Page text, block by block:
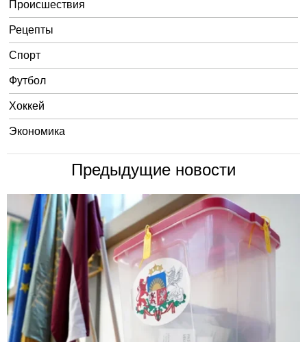
Происшествия
Рецепты
Спорт
Футбол
Хоккей
Экономика
Предыдущие новости